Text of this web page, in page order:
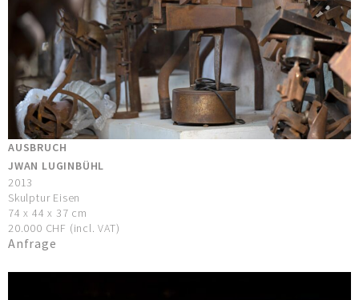
AUSBRUCH
JWAN LUGINBÜHL
2013
Skulptur Eisen
74 x 44 x 37 cm
20.000 CHF (incl. VAT)
Anfrage